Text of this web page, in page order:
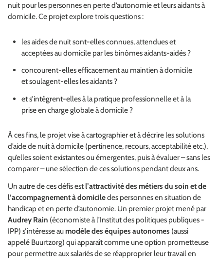
nuit pour les personnes en perte d’autonomie et leurs aidants à
domicile. Ce projet explore trois questions :
les aides de nuit sont-elles connues, attendues et
acceptées au domicile par les binômes aidants-aidés ?
concourent-elles efficacement au maintien à domicile
et soulagent-elles les aidants ?
et s’intègrent-elles à la pratique professionnelle et à la
prise en charge globale à domicile ?
À ces fins, le projet vise à cartographier et à décrire les solutions
d’aide de nuit à domicile (pertinence, recours, acceptabilité etc.),
qu’elles soient existantes ou émergentes, puis à évaluer – sans les
comparer – une sélection de ces solutions pendant deux ans.
Un autre de ces défis est l’attractivité des métiers du soin et de
l’accompagnement à domiciledes personnes en situation de
handicap et en perte d’autonomie. Un premier projet mené par
Audrey Rain (économiste à l’Institut des politiques publiques -
IPP) s’intéresse au modèle des équipes autonomes (aussi
appelé Buurtzorg) qui apparaît comme une option prometteuse
pour permettre aux salariés de se réapproprier leur travail en